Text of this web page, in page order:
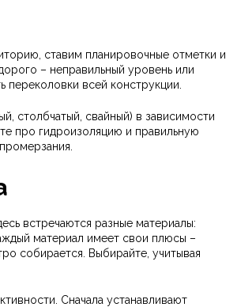
ставим планировочные отметки и
– неправильный уровень или
всей конструкции.
столбчатый, свайный) в зависимости
про гидроизоляцию и правильную
встречаются разные материалы:
материал имеет свои плюсы –
собирается. Выбирайте, учитывая
Сначала устанавливают